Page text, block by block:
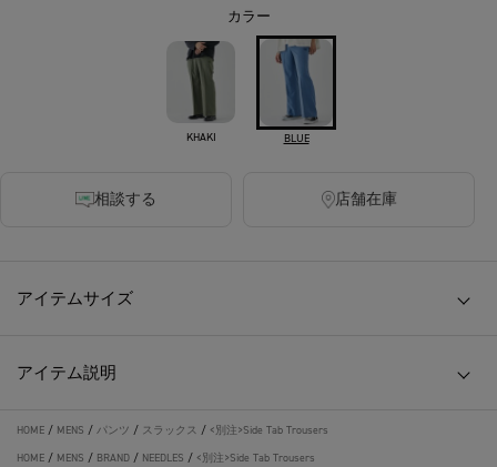
カラー
KHAKI BLUE
相談する 店舗在庫
アイテムサイズ
アイテム説明
HOME / MENS / パンツ / スラックス / <別注>Side Tab Trousers
HOME / MENS / BRAND / NEEDLES / <別注>Side Tab Trousers